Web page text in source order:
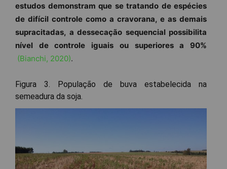
estudos demonstram que se tratando de espécies
de difícil controle como a cravorana, e as demais
supracitadas, a dessecação sequencial possibilita
nível de controle iguais ou superiores a 90%
(Bianchi, 2020).
Figura 3. População de buva estabelecida na
semeadura da soja.